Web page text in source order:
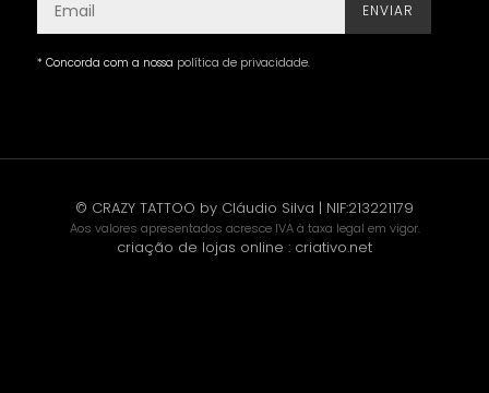
ENVIAR
* Concorda com a nossa política de privacidade.
© CRAZY TATTOO by Cláudio Silva | NIF:213221179
Aos valores apresentados acresce IVA à taxa legal em vigor.
criação de lojas online : criativo.net